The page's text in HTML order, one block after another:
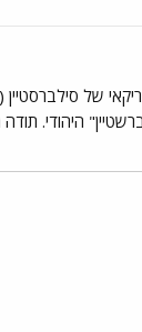
של
היהודי.